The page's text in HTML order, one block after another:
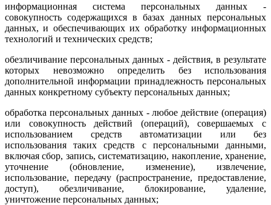
информационная система персональных данных -
совокупность содержащихся в базах данных персональных
данных, и обеспечивающих их обработку информационных
технологий и технических средств;
обезличивание персональных данных - действия, в результате
которых невозможно определить без использования
дополнительной информации принадлежность персональных
данных конкретному субъекту персональных данных;
обработка персональных данных - любое действие (операция)
или совокупность действий (операций), совершаемых с
использованием средств автоматизации или без
использования таких средств с персональными данными,
включая сбор, запись, систематизацию, накопление, хранение,
уточнение (обновление, изменение), извлечение,
использование, передачу (распространение, предоставление,
доступ), обезличивание, блокирование, удаление,
уничтожение персональных данных;